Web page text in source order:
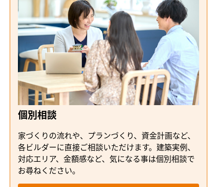
個別相談
家づくりの流れや、プランづくり、資金計画など、
各ビルダーに直接ご相談いただけます。建築実例、
対応エリア、金額感など、気になる事は個別相談で
お尋ねください。